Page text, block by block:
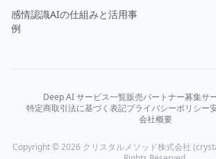
感情認識AIの仕組みと活用事
例
Deep AI サービス一覧販売パートナー募集サ
特定商取引法に基づく表記プライバシーポリシー
会社概要
Copyright © 2026 クリスタルメソッド株式会社